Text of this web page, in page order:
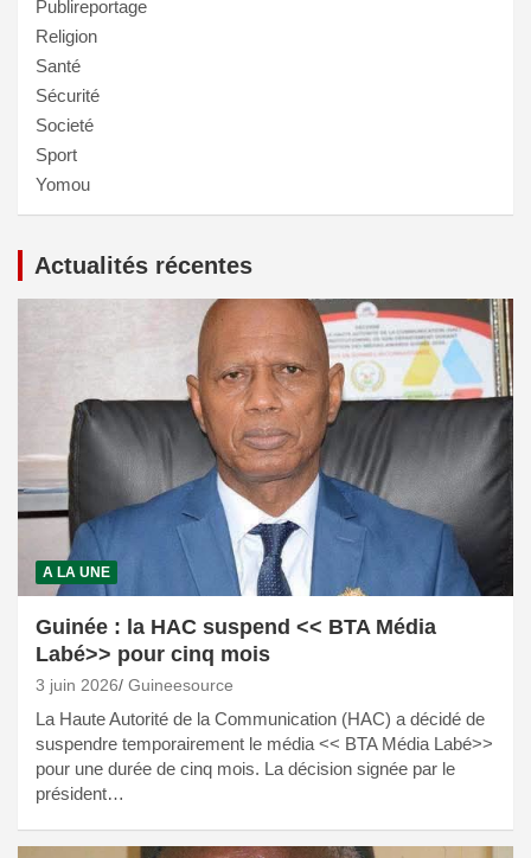
Publireportage
Religion
Santé
Sécurité
Societé
Sport
Yomou
Actualités récentes
A LA UNE
Guinée : la HAC suspend << BTA Média
Labé>> pour cinq mois
3 juin 2026 Guineesource
La Haute Autorité de la Communication (HAC) a décidé de
suspendre temporairement le média << BTA Média Labé>>
pour une durée de cinq mois. La décision signée par le
président…